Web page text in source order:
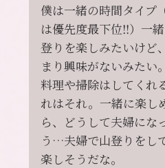
僕は一緒の時間タイプ
は優先度最下位‼）一
登りを楽しみたいけど
まり興味がないみたい
料理や掃除はしてくれ
れはそれ。一緒に楽し
ら、どうして夫婦にな
う…夫婦で山登りをし
楽しそうだな。